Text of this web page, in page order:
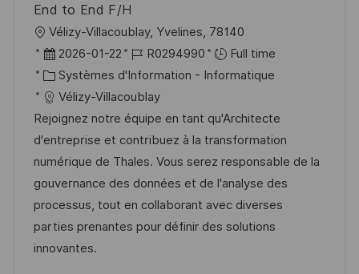
End to End F/H
o
c
a
l
i
s
a
t
i
o
Vélizy-Villacoublay, Yvelines, 78140
D
a
t
e
d
’
a
f
f
i
2026-01-22
R
é
f
é
r
e
n
c
e
R0294990
Full time
C
a
t
é
g
o
r
i
e
Systèmes d'Information - Informatique
Vélizy-Villacoublay
Rejoignez notre équipe en tant qu'Architecte
d'entreprise et contribuez à la transformation
numérique de Thales. Vous serez responsable de la
gouvernance des données et de l'analyse des
processus, tout en collaborant avec diverses
parties prenantes pour définir des solutions
innovantes.